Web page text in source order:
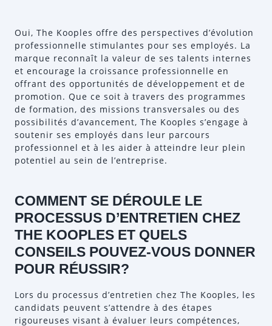
Oui, The Kooples offre des perspectives d’évolution
professionnelle stimulantes pour ses employés. La
marque reconnaît la valeur de ses talents internes
et encourage la croissance professionnelle en
offrant des opportunités de développement et de
promotion. Que ce soit à travers des programmes
de formation, des missions transversales ou des
possibilités d’avancement, The Kooples s’engage à
soutenir ses employés dans leur parcours
professionnel et à les aider à atteindre leur plein
potentiel au sein de l’entreprise.
COMMENT SE DÉROULE LE
PROCESSUS D’ENTRETIEN CHEZ
THE KOOPLES ET QUELS
CONSEILS POUVEZ-VOUS DONNER
POUR RÉUSSIR?
Lors du processus d’entretien chez The Kooples, les
candidats peuvent s’attendre à des étapes
rigoureuses visant à évaluer leurs compétences,